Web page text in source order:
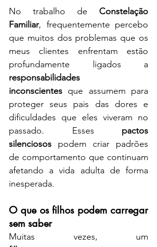
No trabalho de Constelação
Familiar, frequentemente percebo
que muitos dos problemas que os
meus clientes enfrentam estão
responsabilidades
inconscientes que assumem para
proteger seus pais das dores e
dificuldades que eles viveram no
passado. Esses pactos
silenciosos podem criar padrões
de comportamento que continuam
afetando a vida adulta de forma
inesperada.
O que os filhos podem carregar
sem saber